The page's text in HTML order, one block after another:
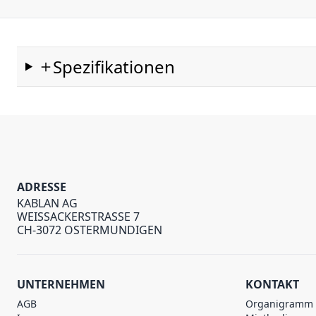
Spezifikationen
ADRESSE
KABLAN AG
WEISSACKERSTRASSE 7
CH-3072 OSTERMUNDIGEN
UNTERNEHMEN
AGB
KONTAKT
Organigramm